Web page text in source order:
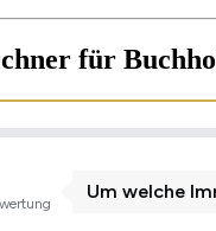
für